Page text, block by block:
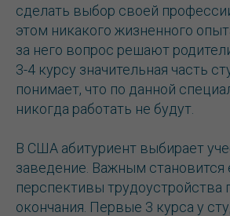
сделать выбор своей
этом никакого жизненного
за него вопрос решают
3-4 курсу значительная часть
понимает, что по данной
никогда работать не будут.
В США абитуриент выбирает
заведение. Важным становится
перспективы трудоустройства
окончания. Первые 3 курса у